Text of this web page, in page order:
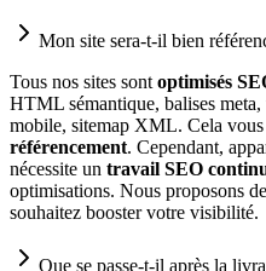
Mon site sera-t-il bien
Tous nos sites sont optimisés
HTML sémantique, balises
mobile, sitemap XML. Cela vous
référencement. Cependant,
nécessite un travail SEO
optimisations. Nous proposons
souhaitez booster votre visibilité.
Que se passe-t-il après la